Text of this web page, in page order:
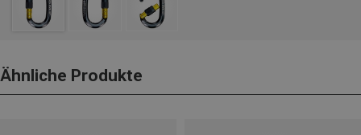
Ähnliche Produkte